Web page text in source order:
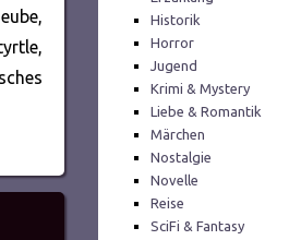
Historik
Horror
Jugend
Krimi & Mystery
Liebe & Romantik
Märchen
Nostalgie
Novelle
Reise
SciFi & Fantasy